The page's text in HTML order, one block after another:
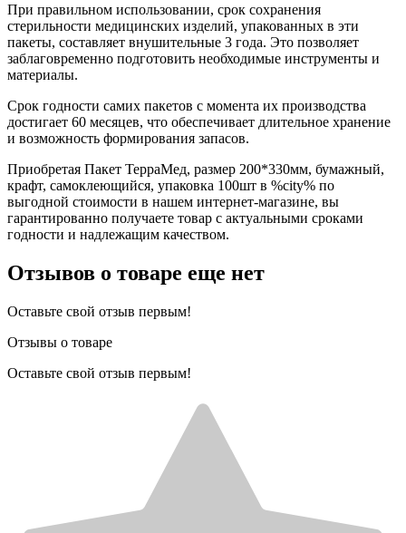
При правильном использовании, срок сохранения
стерильности медицинских изделий, упакованных в эти
пакеты, составляет внушительные 3 года. Это позволяет
заблаговременно подготовить необходимые инструменты и
материалы.
Срок годности самих пакетов с момента их производства
достигает 60 месяцев, что обеспечивает длительное хранение
и возможность формирования запасов.
Приобретая Пакет ТерраМед, размер 200*330мм, бумажный,
крафт, самоклеющийся, упаковка 100шт в %city% по
выгодной стоимости в нашем интернет-магазине, вы
гарантированно получаете товар с актуальными сроками
годности и надлежащим качеством.
Отзывов о товаре еще нет
Оставьте свой отзыв первым!
Отзывы о товаре
Оставьте свой отзыв первым!